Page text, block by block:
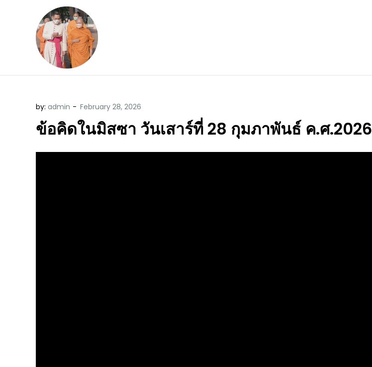
by: admin
ข้อคิดในมิสซา วันเสาร์ที่ 28 กุมภาพันธ์ ค.ศ.2026